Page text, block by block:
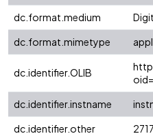
dc.format.medium
dc.format.mimetype
dc.identifier.OLIB
dc.identifier.instname
dc.identifier.other